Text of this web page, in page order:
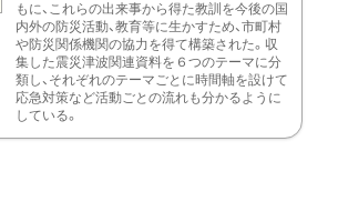
もに、これらの出来事から得た教訓を今後の国
内外の防災活動、教育等に生かすため、市町村
や防災関係機関の協力を得て構築された。収
集した震災津波関連資料を６つのテーマに分
類し、それぞれのテーマごとに時間軸を設けて
応急対策など活動ごとの流れも分かるように
している。